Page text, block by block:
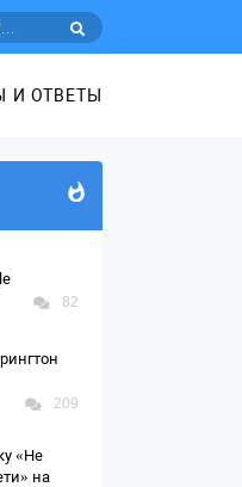
И ОТВЕТЫ
82
209
«Не
на